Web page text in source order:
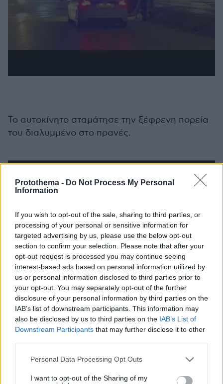
Protothema - Do Not Process My Personal
Information
If you wish to opt-out of the sale, sharing to third parties, or
processing of your personal or sensitive information for
targeted advertising by us, please use the below opt-out
section to confirm your selection. Please note that after your
opt-out request is processed you may continue seeing
interest-based ads based on personal information utilized by
us or personal information disclosed to third parties prior to
your opt-out. You may separately opt-out of the further
disclosure of your personal information by third parties on the
IAB’s list of downstream participants. This information may
also be disclosed by us to third parties on the IAB’s List of
Downstream Participants that may further disclose it to other
Please note that this website/app uses one or more Google
not limited to your visit or usage behaviour. You may click to
Personal Data Processing Opt Outs
I want to opt-out of the Sharing of my
Το αυτοκίνητο σταμάτησε την ξέφρενη πορεία
του διαλυμμένο στο πρανές.